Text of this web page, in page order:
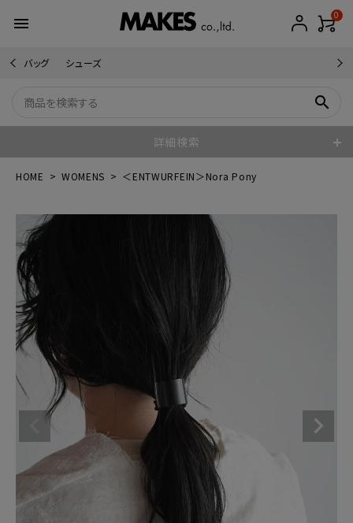
menu 0
バッグ シューズ
search
詳細検索
HOME WOMENS ＜ENTWURFEIN＞Nora Pony